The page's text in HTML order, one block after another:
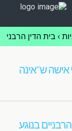
› בית הדין הרבני
אישה ש"אינה
בנוגע